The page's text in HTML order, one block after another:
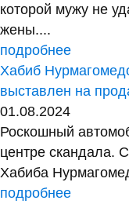
которой мужу не
жены....
подробнее
Хабиб
выставлен на
01.08.2024
Роскошный
центре скандала.
Хабиба
подробнее